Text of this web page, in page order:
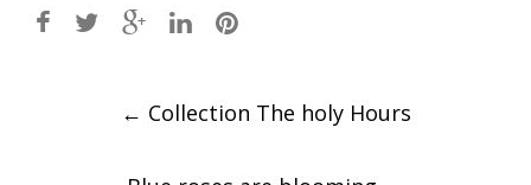
← Collection The holy Hours